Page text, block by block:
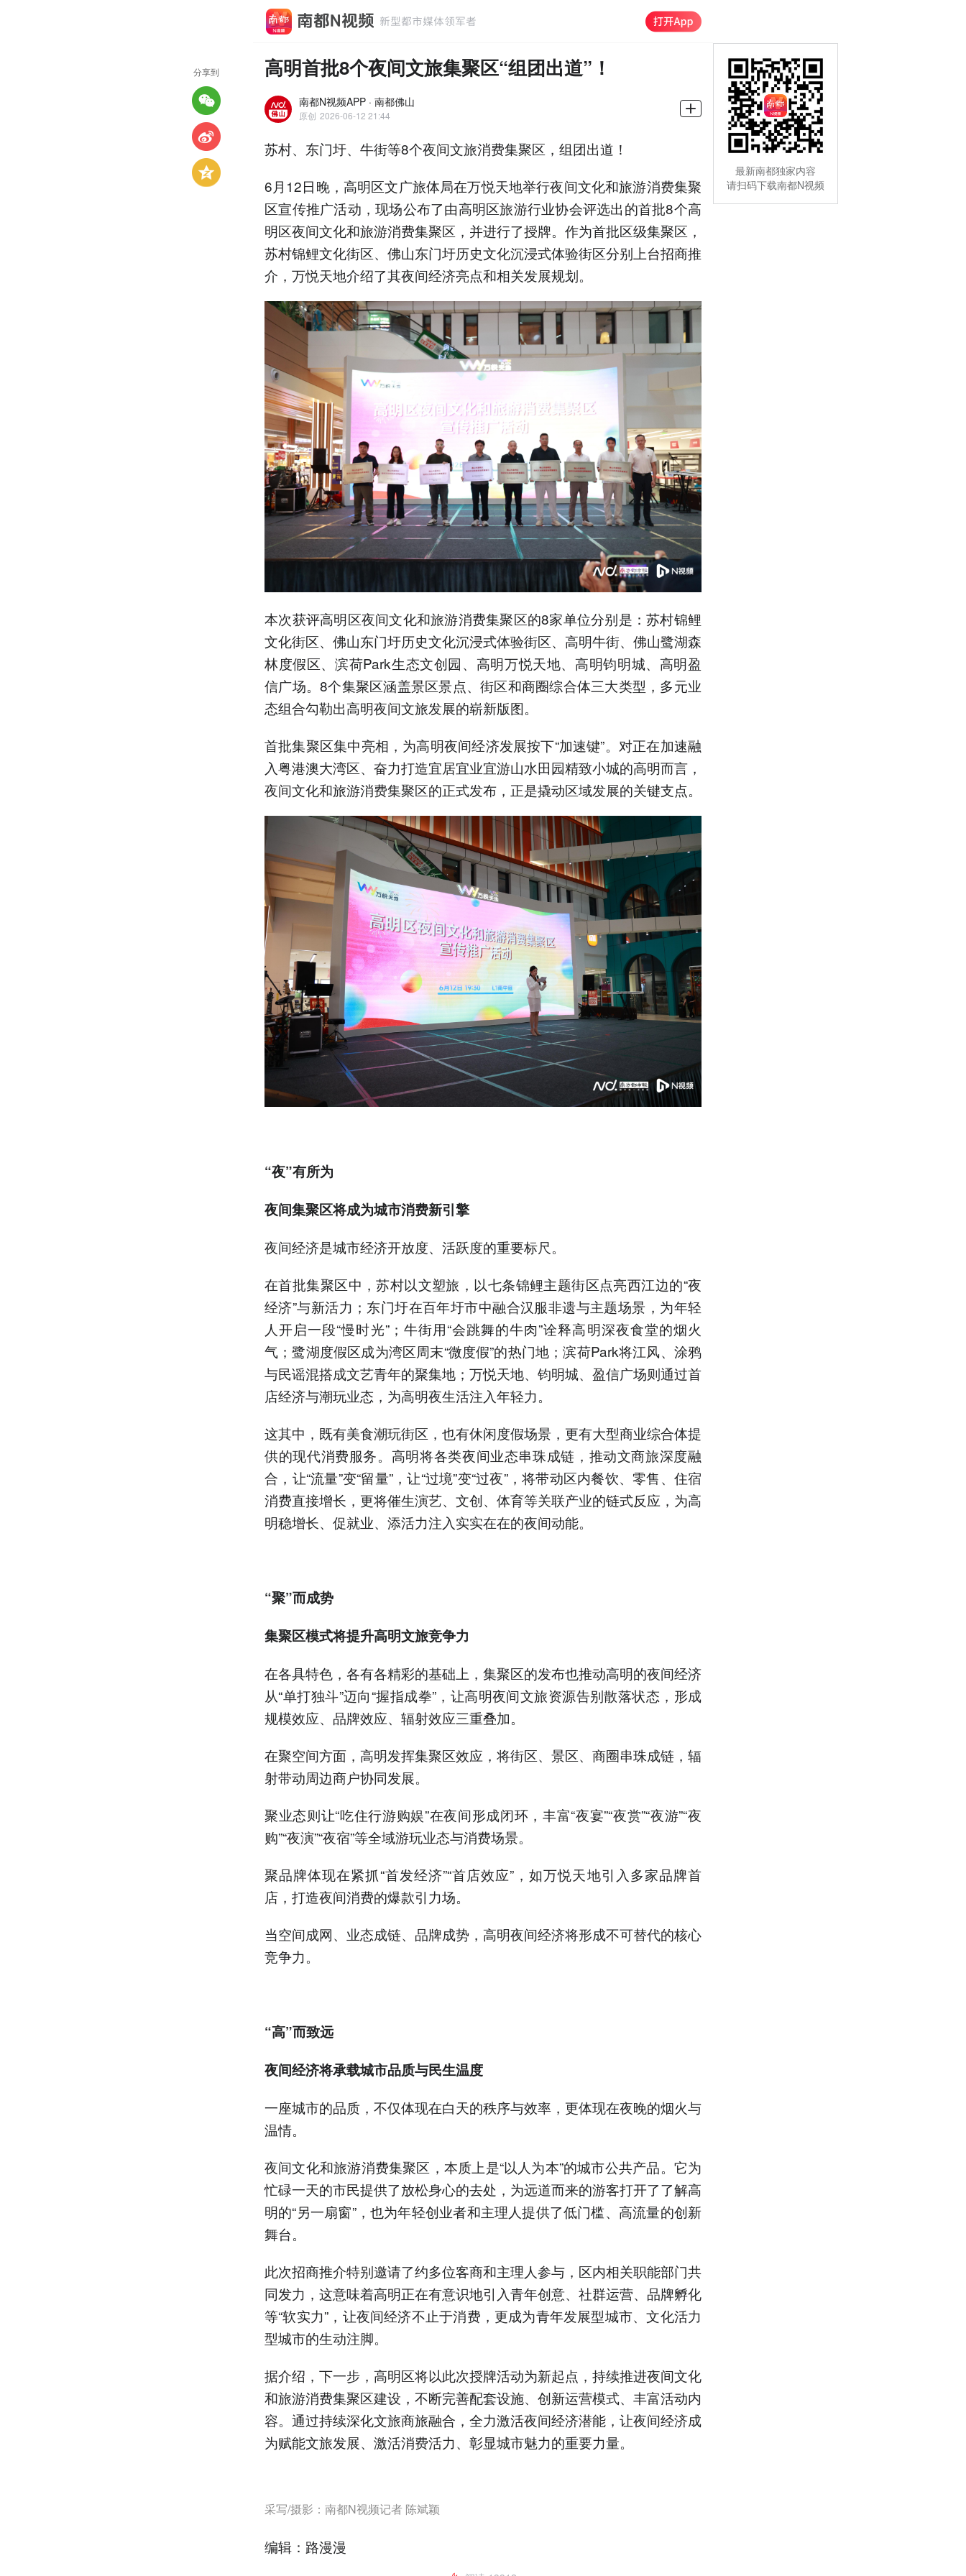
高明首批8个夜间文旅集聚区“组团出道”！
南都N视频APP · 南都佛山
原创 2026-06-12 21:44
苏村、东门圩、牛街等8个夜间文旅消费集聚区，组团出道！
6月12日晚，高明区文广旅体局在万悦天地举行夜间文化和旅游消费集聚
区宣传推广活动，现场公布了由高明区旅游行业协会评选出的首批8个高
明区夜间文化和旅游消费集聚区，并进行了授牌。作为首批区级集聚区，
苏村锦鲤文化街区、佛山东门圩历史文化沉浸式体验街区分别上台招商推
介，万悦天地介绍了其夜间经济亮点和相关发展规划。
本次获评高明区夜间文化和旅游消费集聚区的8家单位分别是：苏村锦鲤
文化街区、佛山东门圩历史文化沉浸式体验街区、高明牛街、佛山鹭湖森
林度假区、滨荷Park生态文创园、高明万悦天地、高明钧明城、高明盈
信广场。8个集聚区涵盖景区景点、街区和商圈综合体三大类型，多元业
态组合勾勒出高明夜间文旅发展的崭新版图。
首批集聚区集中亮相，为高明夜间经济发展按下“加速键”。对正在加速融
入粤港澳大湾区、奋力打造宜居宜业宜游山水田园精致小城的高明而言，
夜间文化和旅游消费集聚区的正式发布，正是撬动区域发展的关键支点。
“夜”有所为
夜间集聚区将成为城市消费新引擎
夜间经济是城市经济开放度、活跃度的重要标尺。
在首批集聚区中，苏村以文塑旅，以七条锦鲤主题街区点亮西江边的“夜
经济”与新活力；东门圩在百年圩市中融合汉服非遗与主题场景，为年轻
人开启一段“慢时光”；牛街用“会跳舞的牛肉”诠释高明深夜食堂的烟火
气；鹭湖度假区成为湾区周末“微度假”的热门地；滨荷Park将江风、涂鸦
与民谣混搭成文艺青年的聚集地；万悦天地、钧明城、盈信广场则通过首
店经济与潮玩业态，为高明夜生活注入年轻力。
这其中，既有美食潮玩街区，也有休闲度假场景，更有大型商业综合体提
供的现代消费服务。高明将各类夜间业态串珠成链，推动文商旅深度融
合，让“流量”变“留量”，让“过境”变“过夜”，将带动区内餐饮、零售、住宿
消费直接增长，更将催生演艺、文创、体育等关联产业的链式反应，为高
明稳增长、促就业、添活力注入实实在在的夜间动能。
“聚”而成势
集聚区模式将提升高明文旅竞争力
在各具特色，各有各精彩的基础上，集聚区的发布也推动高明的夜间经济
从“单打独斗”迈向“握指成拳”，让高明夜间文旅资源告别散落状态，形成
规模效应、品牌效应、辐射效应三重叠加。
在聚空间方面，高明发挥集聚区效应，将街区、景区、商圈串珠成链，辐
射带动周边商户协同发展。
聚业态则让“吃住行游购娱”在夜间形成闭环，丰富“夜宴”“夜赏”“夜游”“夜
购”“夜演”“夜宿”等全域游玩业态与消费场景。
聚品牌体现在紧抓“首发经济”“首店效应”，如万悦天地引入多家品牌首
店，打造夜间消费的爆款引力场。
当空间成网、业态成链、品牌成势，高明夜间经济将形成不可替代的核心
竞争力。
“高”而致远
夜间经济将承载城市品质与民生温度
一座城市的品质，不仅体现在白天的秩序与效率，更体现在夜晚的烟火与
温情。
夜间文化和旅游消费集聚区，本质上是“以人为本”的城市公共产品。它为
忙碌一天的市民提供了放松身心的去处，为远道而来的游客打开了了解高
明的“另一扇窗”，也为年轻创业者和主理人提供了低门槛、高流量的创新
舞台。
此次招商推介特别邀请了约多位客商和主理人参与，区内相关职能部门共
同发力，这意味着高明正在有意识地引入青年创意、社群运营、品牌孵化
等“软实力”，让夜间经济不止于消费，更成为青年发展型城市、文化活力
型城市的生动注脚。
据介绍，下一步，高明区将以此次授牌活动为新起点，持续推进夜间文化
和旅游消费集聚区建设，不断完善配套设施、创新运营模式、丰富活动内
容。通过持续深化文旅商旅融合，全力激活夜间经济潜能，让夜间经济成
为赋能文旅发展、激活消费活力、彰显城市魅力的重要力量。
采写/摄影：南都N视频记者 陈斌颖
编辑：路漫漫
分享到
最新南都独家内容
请扫码下载南都N视频